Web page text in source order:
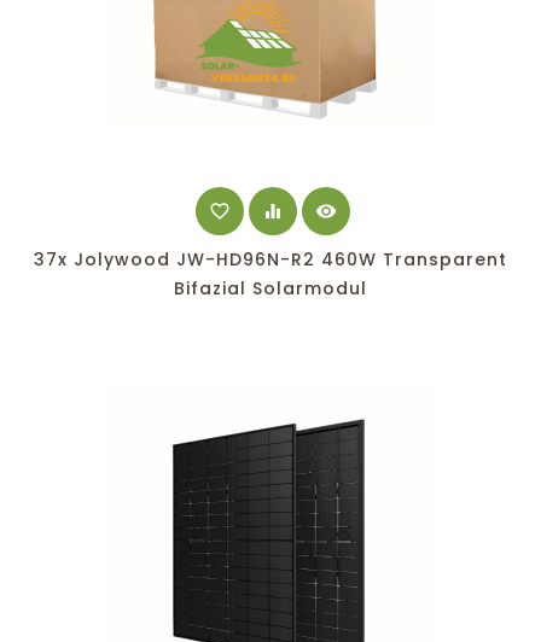
favorite_border equalizer visibility
37x Jolywood JW-HD96N-R2 460W Transparent
Bifazial Solarmodul